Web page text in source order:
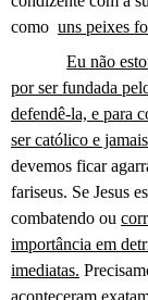
como uns peixes
Eu não
por ser fundada
defendê-la, e para
ser católico e
devemos ficar
fariseus. Se Jesus
combatendo ou
importância em
imediatas.
aconteceram